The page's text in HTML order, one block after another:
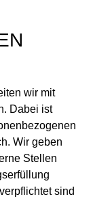
wir mit
Dabei ist
Wir geben
Stellen
sind